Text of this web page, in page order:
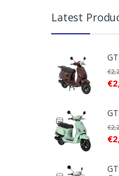
Latest
€
€
€
€